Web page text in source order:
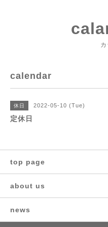
calendar
休日 2022-05-10 (Tue)
定休日
top page
about us
news